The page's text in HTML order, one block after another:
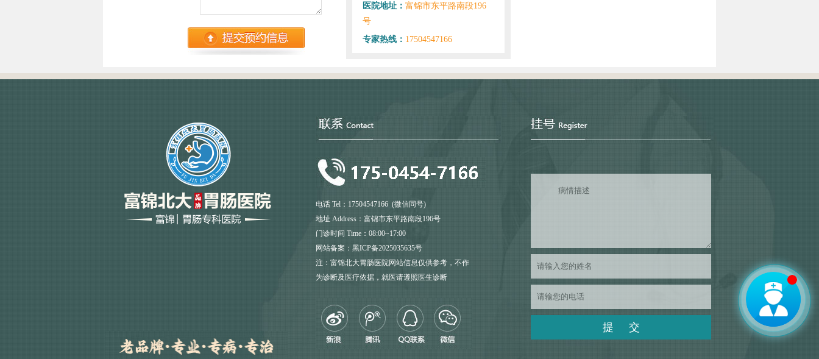
医院地址： 富锦市东平路南段196
号
专家热线： 17504547166
电话 Tel：17504547166 (微信同号)
地址 Address：富锦市东平路南段196号
门诊时间 Time：08:00~17:00
网站备案：黑ICP备2025035635号
注：富锦北大胃肠医院网站信息仅供参考，不作
为诊断及医疗依据，就医请遵照医生诊断